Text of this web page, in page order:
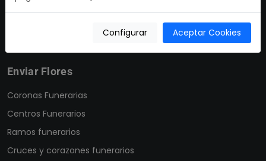
Defunciones de ayer
Derechos sobre un fallecido
Enviar Flores
Coronas Funerarias
Centros Funerarios
Ramos funerarios
Cruces y corazones funerarios
Configurar Aceptar Cookies